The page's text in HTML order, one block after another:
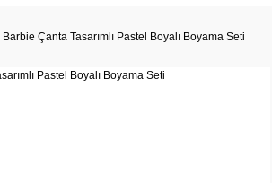
Çanta Tasarımlı Pastel Boyalı Boyama Seti